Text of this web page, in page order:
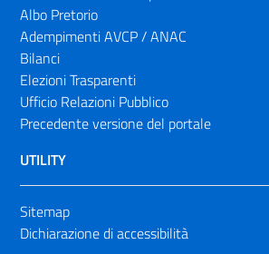
Albo Pretorio
Adempimenti AVCP / ANAC
Bilanci
Elezioni Trasparenti
Ufficio Relazioni Pubblico
Precedente versione del portale
UTILITY
Sitemap
Dichiarazione di accessibilità